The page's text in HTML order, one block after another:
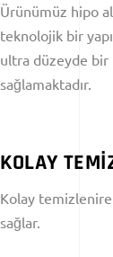
Ürünümüz hipo
teknolojik bir
ultra düzeyde bir
sağlamaktadır.
KOLAY
Kolay
sağlar.